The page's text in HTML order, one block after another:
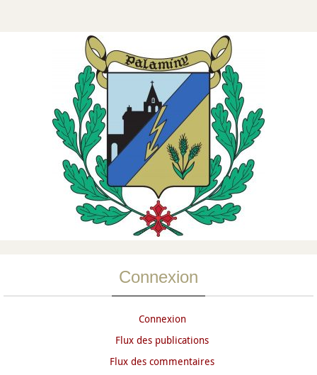
Connexion
Connexion
Flux des publications
Flux des commentaires